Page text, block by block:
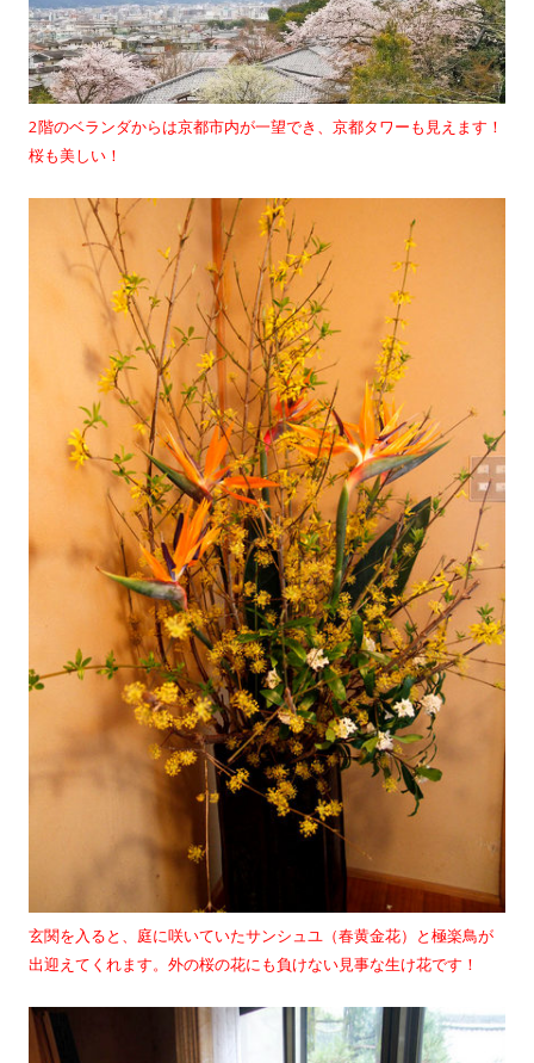
2階のベランダからは京都市内が一望でき、京都タワーも見えます！
桜も美しい！
玄関を入ると、庭に咲いていたサンシュユ（春黄金花）と極楽鳥が
出迎えてくれます。外の桜の花にも負けない見事な生け花です！